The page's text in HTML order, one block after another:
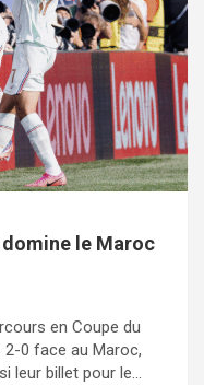
domine le Maroc
en Coupe du
0 face au Maroc,
leur billet pour le…